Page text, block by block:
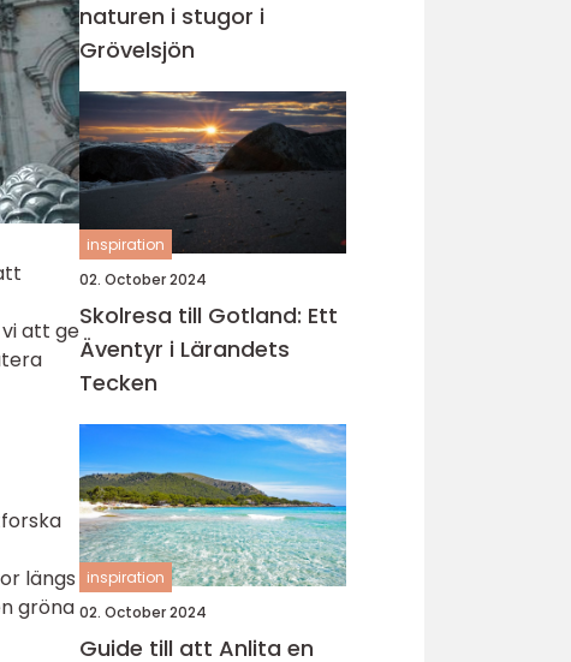
att ge
längs
gröna
naturen i stugor i
Grövelsjön
inspiration
02. October 2024
Skolresa till Gotland: Ett
Äventyr i Lärandets
Tecken
inspiration
02. October 2024
Guide till att Anlita en